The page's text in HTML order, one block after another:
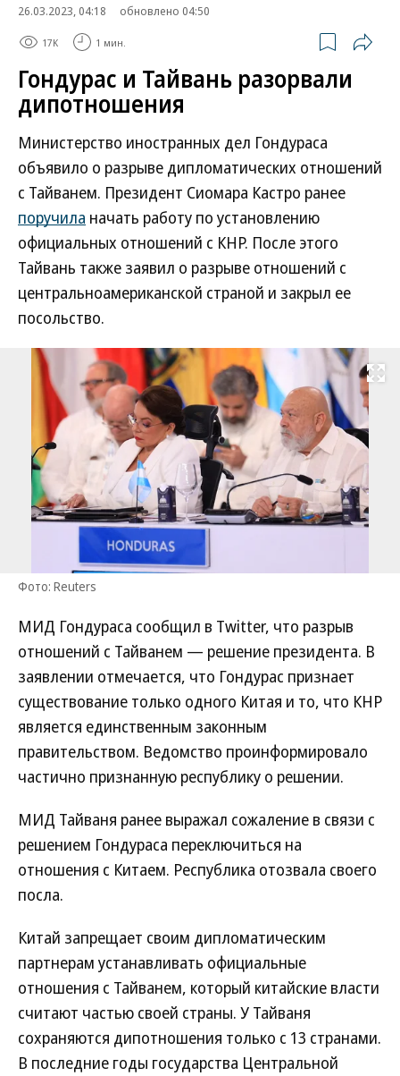
26.03.2023, 04:18
обновлено 04:50
17K 1 мин.
Гондурас и Тайвань разорвали
дипотношения
Министерство иностранных дел Гондураса
объявило о разрыве дипломатических отношений
с Тайванем. Президент Сиомара Кастро ранее
поручила начать работу по установлению
официальных отношений с КНР. После этого
Тайвань также заявил о разрыве отношений с
центральноамериканской страной и закрыл ее
посольство.
Развернуть
Фото: Reuters
МИД Гондураса сообщил в Twitter, что разрыв
отношений с Тайванем — решение президента. В
заявлении отмечается, что Гондурас признает
существование только одного Китая и то, что КНР
является единственным законным
правительством. Ведомство проинформировало
частично признанную республику о решении.
МИД Тайваня ранее выражал сожаление в связи с
решением Гондураса переключиться на
отношения с Китаем. Республика отозвала своего
посла.
Китай запрещает своим дипломатическим
партнерам устанавливать официальные
отношения с Тайванем, который китайские власти
считают частью своей страны. У Тайваня
сохраняются дипотношения только с 13 странами.
В последние годы государства Центральной